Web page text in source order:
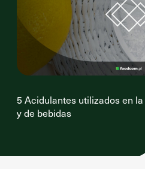
5 Acidulantes utilizados en
y de bebidas